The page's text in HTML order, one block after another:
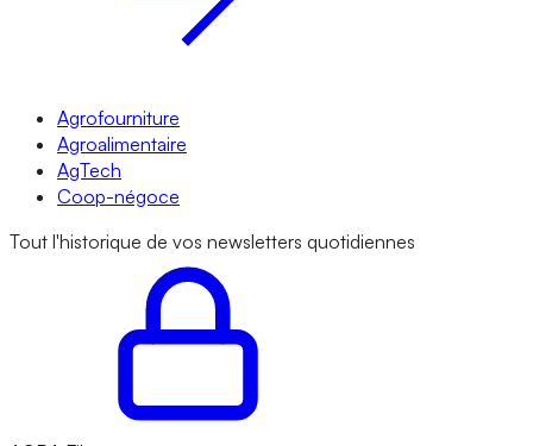
Agrofourniture
Agroalimentaire
AgTech
Coop-négoce
Tout l'historique de vos newsletters quotidiennes